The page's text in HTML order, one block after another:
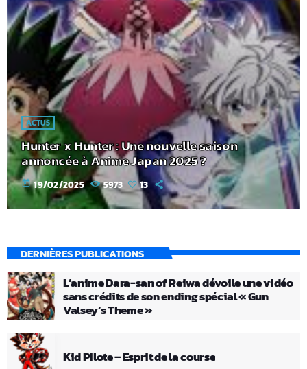
ACTUS
Hunter x Hunter : Une nouvelle saison
annoncée à Anime Japan 2025 ?
today 19/02/2025 5973 13
DERNIÈRES PUBLICATIONS
L’anime Dara-san of Reiwa dévoile une vidéo
sans crédits de son ending spécial « Gun
Valsey’s Theme »
Kid Pilote – Esprit de la course